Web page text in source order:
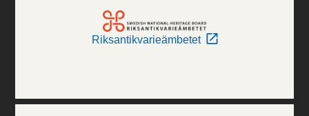
Riksantikvarieämbetet